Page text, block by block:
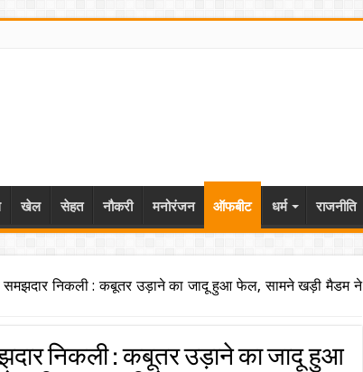
खेल सेहत नौकरी मनोरंजन ऑफबीट धर्म राजनीति
समझदार निकली : कबूतर उड़ाने का जादू हुआ फेल, सामने खड़ी मैडम ने
निकली : कबूतर उड़ाने का जादू हुआ